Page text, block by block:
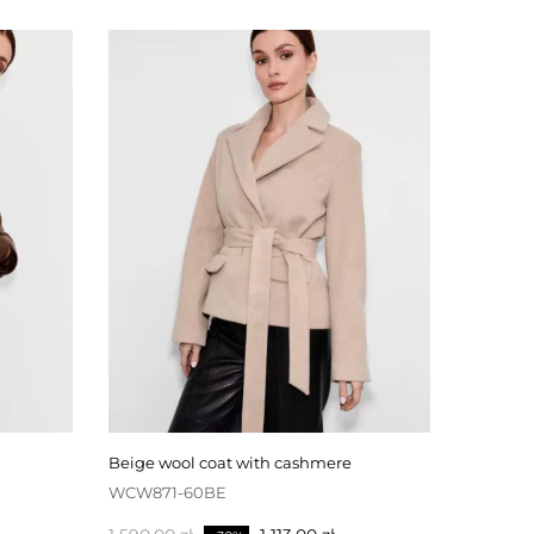
beige wool coat with cashmere
WCW871-60BE
khaki reversible parka jacket
JTTW182-95KHBRL